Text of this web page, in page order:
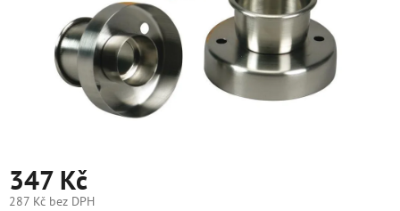
347 Kč
287 Kč bez DPH